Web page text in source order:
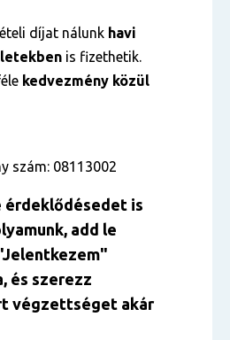
díjat nálunk havi
is fizethetik.
kedvezmény közül
szám: 08113002
érdeklődésedet is
add le
"
és szerezz
végzettséget akár